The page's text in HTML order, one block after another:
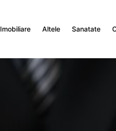
Imobiliare Altele Sanatate